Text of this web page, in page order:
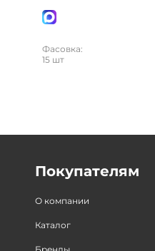
Фасовка:
15 шт
Покупателям
О компании
Каталог